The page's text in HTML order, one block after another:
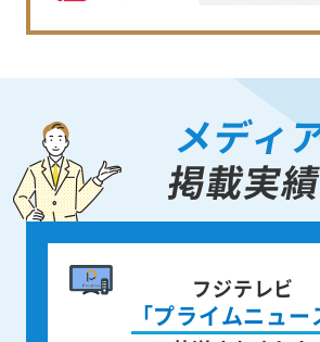
メディ
掲載実績
書籍出版
身近な人が
亡くなった後の遺